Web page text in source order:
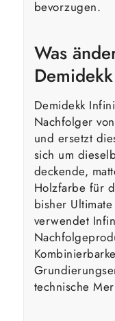
bevorzugen.
Was
Demidekk
Nachfolger
und ersetzt
sich um
deckende,
Holzfarbe für
bisher
verwendet
technische